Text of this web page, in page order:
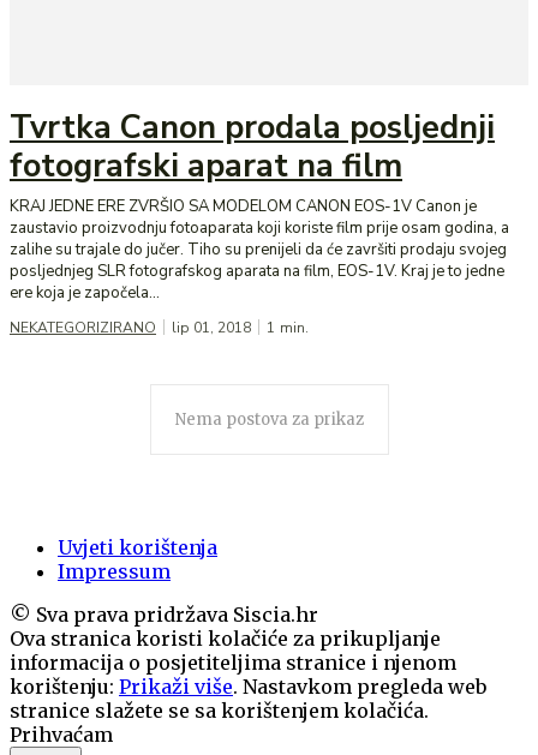
Tvrtka Canon prodala posljednji
fotografski aparat na film
KRAJ JEDNE ERE ZVRŠIO SA MODELOM CANON EOS-1V Canon je
zaustavio proizvodnju fotoaparata koji koriste film prije osam godina, a
zalihe su trajale do jučer. Tiho su prenijeli da će završiti prodaju svojeg
posljednjeg SLR fotografskog aparata na film, EOS-1V. Kraj je to jedne
ere koja je započela...
NEKATEGORIZIRANO lip 01, 2018 1 min.
Nema postova za prikaz
Uvjeti korištenja
Impressum
© Sva prava pridržava Siscia.hr
Ova stranica koristi kolačiće za prikupljanje
informacija o posjetiteljima stranice i njenom
korištenju: Prikaži više. Nastavkom pregleda web
stranice slažete se sa korištenjem kolačića.
Prihvaćam